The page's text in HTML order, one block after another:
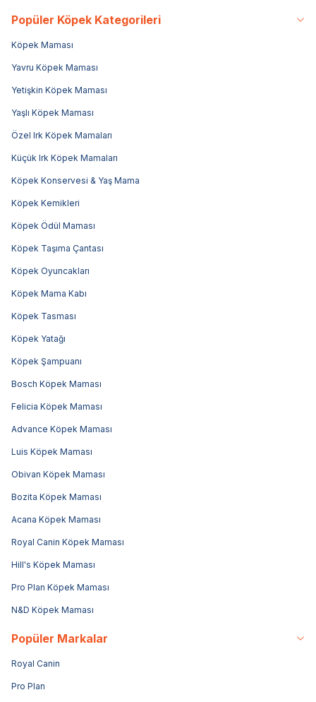
Popüler Köpek Kategorileri
Köpek Maması
Yavru Köpek Maması
Yetişkin Köpek Maması
Yaşlı Köpek Maması
Özel Irk Köpek Mamaları
Küçük Irk Köpek Mamaları
Köpek Konservesi & Yaş Mama
Köpek Kemikleri
Köpek Ödül Maması
Köpek Taşıma Çantası
Köpek Oyuncakları
Köpek Mama Kabı
Köpek Tasması
Köpek Yatağı
Köpek Şampuanı
Bosch Köpek Maması
Felicia Köpek Maması
Advance Köpek Maması
Luis Köpek Maması
Obivan Köpek Maması
Bozita Köpek Maması
Acana Köpek Maması
Royal Canin Köpek Maması
Hill's Köpek Maması
Pro Plan Köpek Maması
N&D Köpek Maması
Popüler Markalar
Royal Canin
Pro Plan